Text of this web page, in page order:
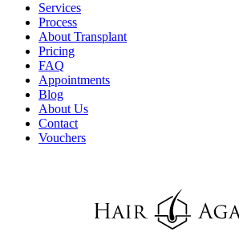
Services
Process
About Transplant
Pricing
FAQ
Appointments
Blog
About Us
Contact
Vouchers